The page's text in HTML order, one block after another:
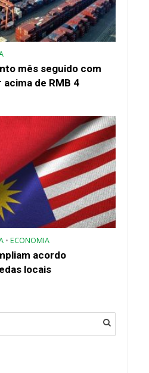
mês seguido com
de RMB 4
• ECONOMIA
acordo
locais